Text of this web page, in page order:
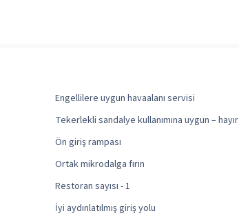
Engellilere uygun havaalanı servisi
Tekerlekli sandalye kullanımına uygun – hayır
Ön giriş rampası
Ortak mikrodalga fırın
Restoran sayısı - 1
İyi aydınlatılmış giriş yolu